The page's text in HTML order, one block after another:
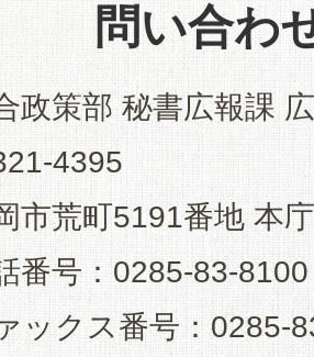
問い合わ
政策部 秘書広報課
4395
市荒町5191番地 本
番号：0285-83-8100
ックス番号：0285-